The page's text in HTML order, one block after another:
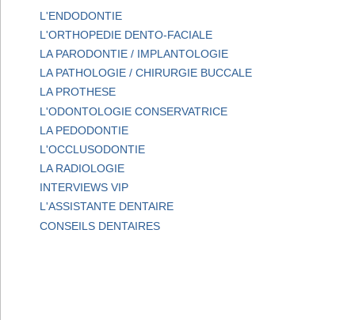
L'ENDODONTIE
L'ORTHOPEDIE DENTO-FACIALE
LA PARODONTIE / IMPLANTOLOGIE
LA PATHOLOGIE / CHIRURGIE BUCCALE
LA PROTHESE
L'ODONTOLOGIE CONSERVATRICE
LA PEDODONTIE
L'OCCLUSODONTIE
LA RADIOLOGIE
INTERVIEWS VIP
L'ASSISTANTE DENTAIRE
CONSEILS DENTAIRES